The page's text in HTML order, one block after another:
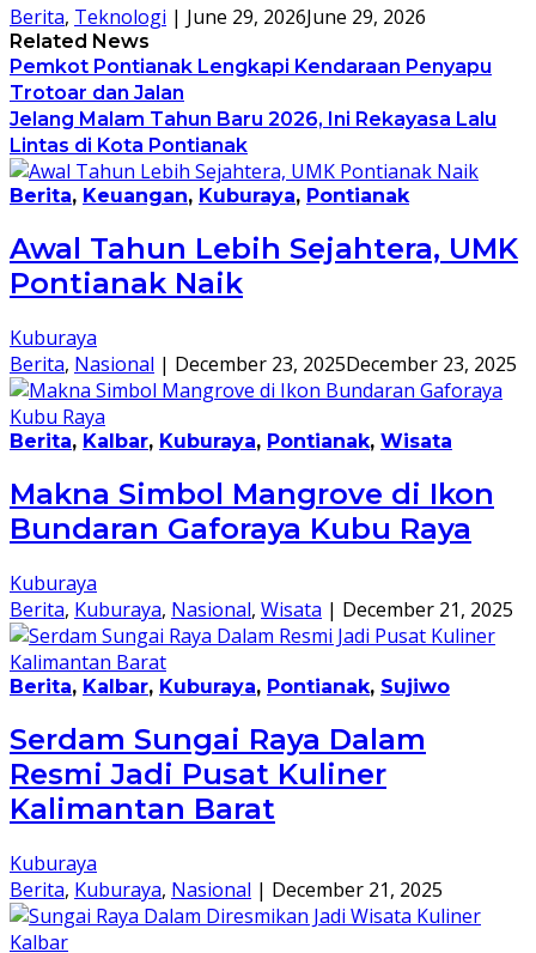
Berita, Teknologi | June 29, 2026June 29, 2026
Related News
Pemkot Pontianak Lengkapi Kendaraan Penyapu
Trotoar dan Jalan
Jelang Malam Tahun Baru 2026, Ini Rekayasa Lalu
Lintas di Kota Pontianak
Berita, Keuangan, Kuburaya, Pontianak
Awal Tahun Lebih Sejahtera, UMK
Pontianak Naik
Kuburaya
Berita, Nasional | December 23, 2025December 23, 2025
Berita, Kalbar, Kuburaya, Pontianak, Wisata
Makna Simbol Mangrove di Ikon
Bundaran Gaforaya Kubu Raya
Kuburaya
Berita, Kuburaya, Nasional, Wisata | December 21, 2025
Berita, Kalbar, Kuburaya, Pontianak, Sujiwo
Serdam Sungai Raya Dalam
Resmi Jadi Pusat Kuliner
Kalimantan Barat
Kuburaya
Berita, Kuburaya, Nasional | December 21, 2025